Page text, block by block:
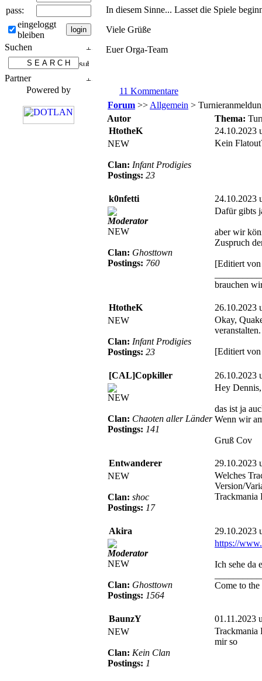
pass:
eingeloggt
bleiben
Suchen
Partner
Powered by
In diesem Sinne... Lasset die Spiele
Viele Grüße
Euer Orga-Team
11 Kommentare
Forum >> Allgemein >
Autor
Thema:
HtotheK
24.10.2023
NEW
Clan: Infant Prodigies
Postings: 23
Kein
k0nfetti 24.10.2023
Moderator
NEW
Clan: Ghosttown
Postings: 760
Dafür gibts
aber wir
Zuspruch
[Editiert
brauchen
HtotheK
26.10.2023
NEW
Clan: Infant Prodigies
Postings: 23
Okay,
[Editiert
[CAL]Copkiller 26.10.2023
NEW
Clan: Chaoten aller Länder
Postings: 141
Hey Dennis,
das ist ja
Wenn wir
Gruß Cov
Entwanderer
29.10.2023
NEW
Clan: shoc
Postings: 17
Welches
Version/
Trackmania
Akira 29.10.2023
Moderator
NEW
Clan: Ghosttown
Postings: 1564
https://
Ich sehe da
Come to
BaunzY
01.11.2023
NEW
Clan: Kein Clan
Postings: 1
Trackmania
mir so